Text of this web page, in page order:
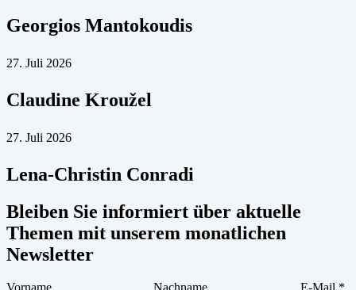
Georgios Mantokoudis
27. Juli 2026
Claudine Kroužel
27. Juli 2026
Lena-Christin Conradi
Bleiben Sie informiert über aktuelle
Themen mit unserem monatlichen
Newsletter